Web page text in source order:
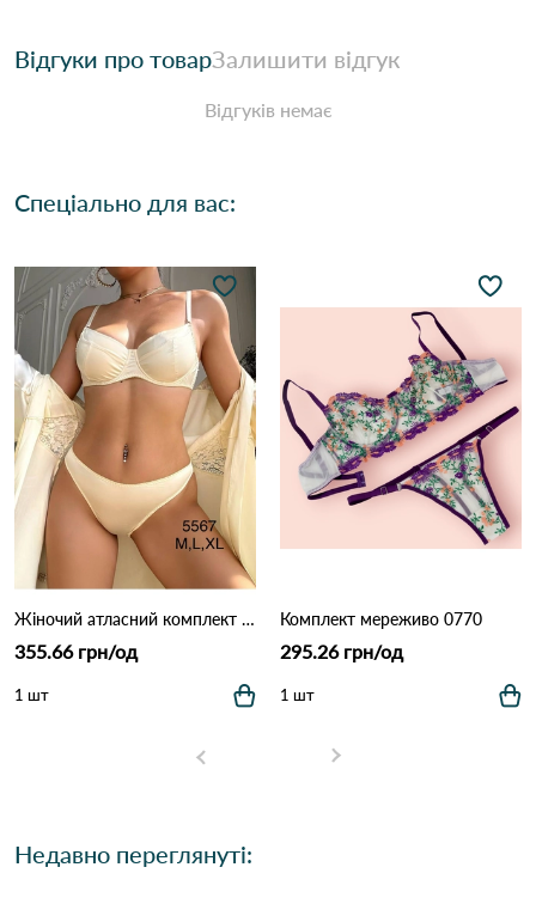
Відгуки про товарЗалишити відгук
Відгуків немає
Спеціально для вас:
Жіночий атласний комплект білизни: бюстгальтер на кісточках та трусики (Опт) 5567 Айворі
355.66 грн/од
1 шт
Комплект мереживо 0770
295.26 грн/од
1 шт
Недавно переглянуті: